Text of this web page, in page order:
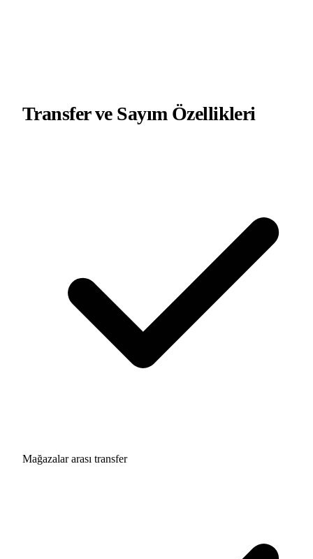
Transfer ve SayımÖzellikleri
Mağazalar arası transfer